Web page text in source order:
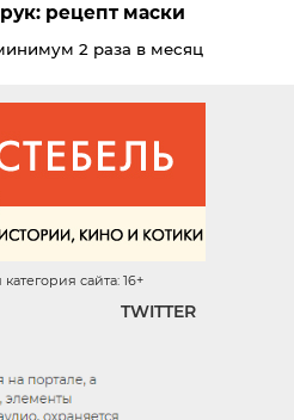
рецепт маски
2 раза в месяц
сайта: 16+
TWITTER